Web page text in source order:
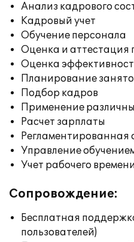
Анализ кадрового
Кадровый учет
Обучение персонала
Оценка и аттестация
Оценка
Планирование
Подбор кадров
Применение
Расчет зарплаты
Регламентированная
Управление
Учет рабочего времени
Сопровождение:
Бесплатная
пользователей)